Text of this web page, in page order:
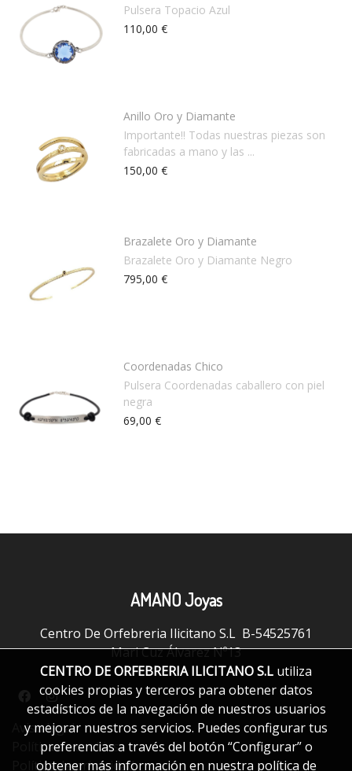
Pulsera Topacio Azul
110,00 €
Anillo Oro y Diamante
Importante!! Todas nuestras piezas son
fabricadas a mano y las ...
150,00 €
Brazalete Oro y Diamante
Brazalete Oro y Diamante Negro
795,00 €
Coordenadas Chico
Pulsera Coordenadas caballero con piel
negra
69,00 €
AMANO Joyas
Centro De Orfebreria Ilicitano S.L B-54525761
Mari Cuz Álvarez Nº13
Aviso legal
Política de cookies
Política de privacidad
CENTRO DE ORFEBRERIA ILICITANO S.L utiliza
cookies propias y terceros para obtener datos
estadísticos de la navegación de nuestros usuarios
y mejorar nuestros servicios. Puedes configurar tus
preferencias a través del botón “Configurar” o
obtener más información en nuestra política de